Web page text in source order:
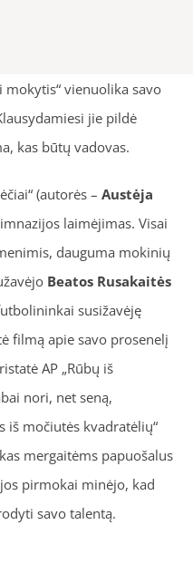
vienuolika savo
jie pildė
kas būtų vadovas.
(autorės – Austėja
laimėjimas. Visai
dauguma mokinių
Beatos Rusakaitės
susižavėję
filmą apie savo prosenelį
AP „Rūbų iš
nori, net seną,
iš močiutės kvadratėlių“
mergaitėms papuošalus
pirmokai minėjo, kad
savo talentą.